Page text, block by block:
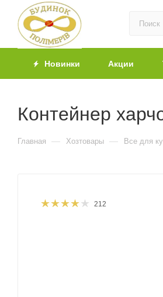
Новинки Акции
Контейнер
Главная — Хозтовары — Все для
212